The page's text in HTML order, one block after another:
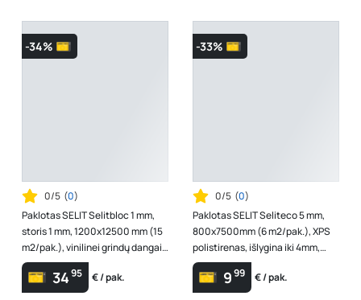
-34%
0/5 (0)
Paklotas SELIT Selitbloc 1 mm,
storis 1 mm, 1200x12500 mm (15
m2/pak.), vinilinei grindų dangai,
išlygina iki 0,5mm, tin...
3495 € / pak.
-33%
0/5 (0)
Paklotas SELIT Seliteco 5 mm,
800x7500mm (6 m2/pak.), XPS
polistirenas, išlygina iki 4mm,
gaminamas ir pakuojamas
tvaria...999 € / pak.